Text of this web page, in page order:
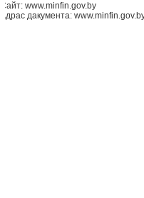
Сайт: www.minfin.gov.by
Адрас дакумента: